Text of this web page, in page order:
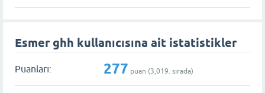
Esmer ghh kullanıcısına ait istatistikler
Puanları: 277 puan (3,019. sırada)